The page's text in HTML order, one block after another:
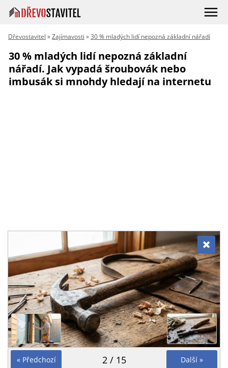
Dřevostavitel »Zajímavosti »30 % mladých lidí nepozná základní nářadí
30 % mladých lidí nepozná základní
nářadí. Jak vypadá šroubovák nebo
imbusák si mnohdy hledají na internetu
« Předchozí Další »
2 / 15